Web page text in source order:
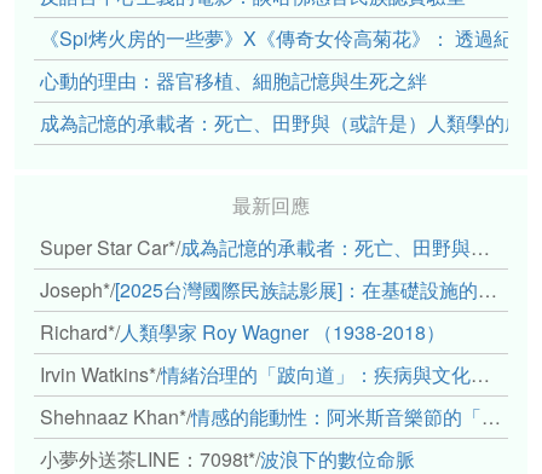
《Spi烤火房的一些夢》X《傳奇女伶高菊花》： 透過紀
心動的理由：器官移植、細胞記憶與生死之絆
成為記憶的承載者：死亡、田野與（或許是）人類學的成
最新回應
Super Star Car*/成為記憶的承載者：死亡、田野與（或許是）人類學的成年禮
Joseph*/[2025台灣國際民族誌影展]：在基礎設施的邊緣，聆聽人的呼吸
Richard*/人類學家 Roy Wagner （1938-2018）
Irvin Watkins*/情緒治理的「跛向道」：疾病與文化象徵的轉變舉例
Shehnaaz Khan*/情感的能動性：阿米斯音樂節的「對話觀察」
小夢外送茶LINE：7098t*/波浪下的數位命脈